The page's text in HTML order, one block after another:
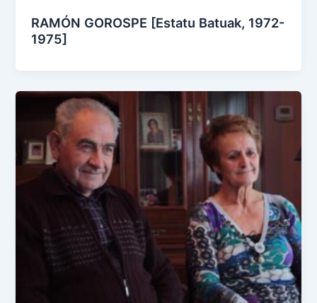
RAMÓN GOROSPE [Estatu Batuak, 1972-
1975]